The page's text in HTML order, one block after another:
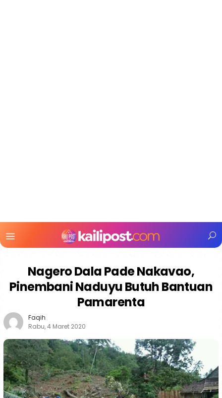
Mobile
Nagero Dala Pade Nakavao,
Pinembani Naduyu Butuh Bantuan
Pamarenta
Faqih
Rabu, 4 Maret 2020